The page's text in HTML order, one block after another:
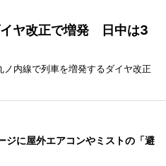
ヤ改正で増発 日中は3
内線で列車を増発するダイヤ改正
ジに屋外エアコンやミストの「避